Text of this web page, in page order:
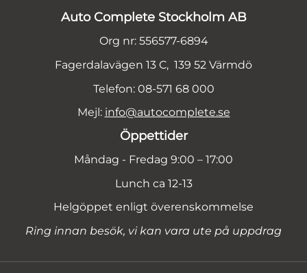
Auto Complete Stockholm AB
Org nr: 556577-6894
Fagerdalavägen 13 C, 139 52 Värmdö
Telefon: 08-571 68 000
Mejl: info@autocomplete.se
Öppettider
Måndag - Fredag 9:00 – 17:00
Lunch ca 12-13
Helgöppet enligt överenskommelse
Ring innan besök, vi kan vara ute på uppdrag